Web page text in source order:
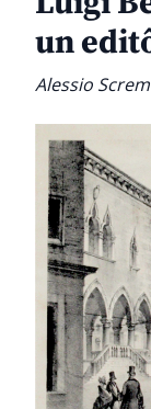
un
Alessio Screm